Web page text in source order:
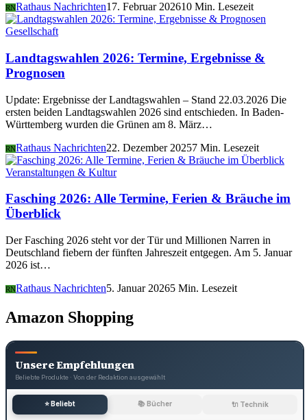
RNRathaus Nachrichten17. Februar 202610 Min. Lesezeit
Gesellschaft
Landtagswahlen 2026: Termine, Ergebnisse &
Prognosen
Update: Ergebnisse der Landtagswahlen – Stand 22.03.2026 Die
ersten beiden Landtagswahlen 2026 sind entschieden. In Baden-
Württemberg wurden die Grünen am 8. März…
RNRathaus Nachrichten22. Dezember 20257 Min. Lesezeit
Veranstaltungen & Kultur
Fasching 2026: Alle Termine, Ferien & Bräuche im
Überblick
Der Fasching 2026 steht vor der Tür und Millionen Narren in
Deutschland fiebern der fünften Jahreszeit entgegen. Am 5. Januar
2026 ist…
RNRathaus Nachrichten5. Januar 20265 Min. Lesezeit
Amazon Shopping
Unsere Empfehlungen
Beliebte Produkte · Von der Redaktion ausgewählt
⭐ Beliebt 📚 Bücher 🔌 Technik